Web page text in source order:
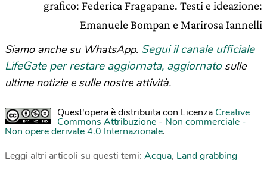
grafico: Federica Fragapane. Testi e ideazione:
Emanuele Bompan e Marirosa Iannelli
Siamo anche su WhatsApp. Segui il canale ufficiale
LifeGate per restare aggiornata, aggiornato sulle
ultime notizie e sulle nostre attività.
Quest'opera è distribuita con Licenza Creative
Commons Attribuzione - Non commerciale -
Non opere derivate 4.0 Internazionale.
Leggi altri articoli su questi temi: Acqua, Land grabbing